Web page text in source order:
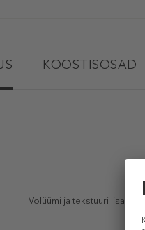
KOOSTISOSAD
Volüümi ja tekstuuri lisav